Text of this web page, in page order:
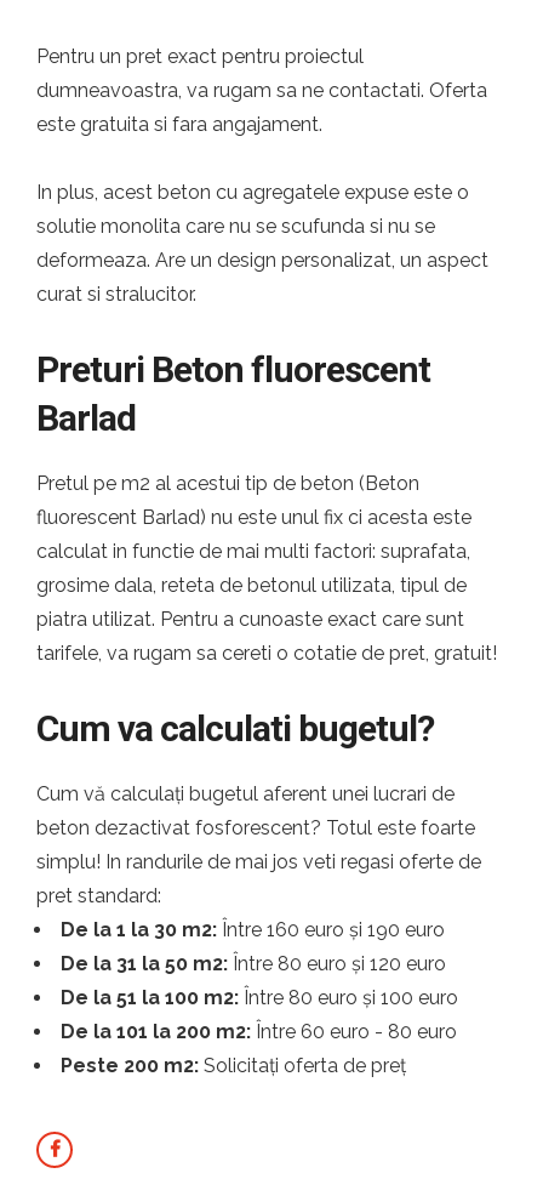
Pentru un pret exact pentru proiectul
dumneavoastra, va rugam sa ne contactati. Oferta
este gratuita si fara angajament.
In plus, acest beton cu agregatele expuse este o
solutie monolita care nu se scufunda si nu se
deformeaza. Are un design personalizat, un aspect
curat si stralucitor.
Preturi Beton fluorescent
Barlad
Pretul pe m2 al acestui tip de beton (Beton
fluorescent Barlad) nu este unul fix ci acesta este
calculat in functie de mai multi factori: suprafata,
grosime dala, reteta de betonul utilizata, tipul de
piatra utilizat. Pentru a cunoaste exact care sunt
tarifele, va rugam sa cereti o cotatie de pret, gratuit!
Cum va calculati bugetul?
Cum vă calculați bugetul aferent unei lucrari de
beton dezactivat fosforescent? Totul este foarte
simplu! In randurile de mai jos veti regasi oferte de
pret standard:
De la 1 la 30 m2: Între 160 euro și 190 euro
De la 31 la 50 m2: Între 80 euro și 120 euro
De la 51 la 100 m2: Între 80 euro și 100 euro
De la 101 la 200 m2: Între 60 euro - 80 euro
Peste 200 m2: Solicitați oferta de preț